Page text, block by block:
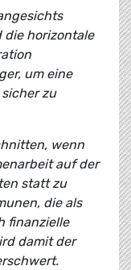
die horizontale
um eine
zu
wenn
auf der
statt zu
die als
finanzielle
damit der